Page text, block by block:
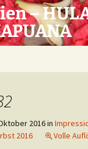
–
2016in
2016
Volle